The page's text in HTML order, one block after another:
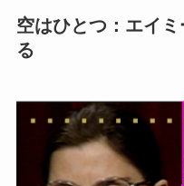
空はひとつ：エイ
る